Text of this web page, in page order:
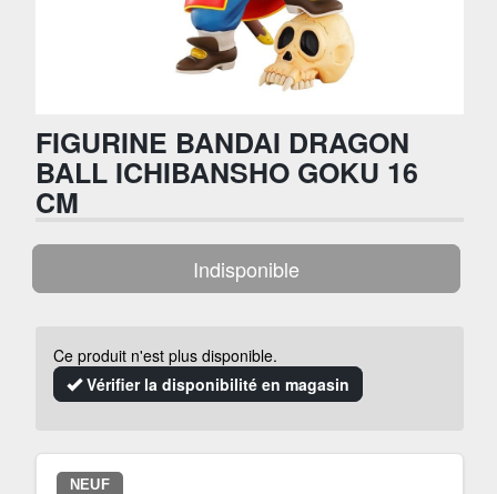
FIGURINE BANDAI DRAGON
BALL ICHIBANSHO GOKU 16
CM
Indisponible
Ce produit n'est plus disponible.
Vérifier la disponibilité en magasin
NEUF